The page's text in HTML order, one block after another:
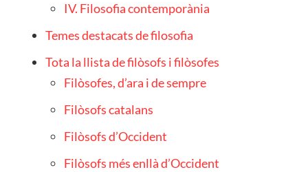
IV. Filosofia contemporània
Temes destacats de filosofia
Tota la llista de filòsofs i filòsofes
Filòsofes, d’ara i de sempre
Filòsofs catalans
Filòsofs d’Occident
Filòsofs més enllà d’Occident